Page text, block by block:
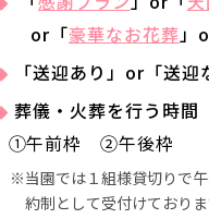
or「豪華なお花葬」
「送迎あり」or「送迎
葬儀・火葬を行う時間
①午前枠 ②午後枠
当園では１組様貸切りで
約制として受付けておりま